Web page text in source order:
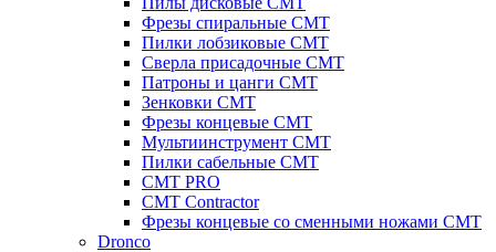
Фрезы спиральные CMT
Пилки лобзиковые СМТ
Сверла присадочные СМТ
Патроны и цанги CMT
Зенковки СМТ
Фрезы концевые CMT
Мультиинструмент СМТ
Пилки сабельные СМТ
CMT PRO
CMT Contractor
Фрезы концевые со сменными ножами CMT
Dronco